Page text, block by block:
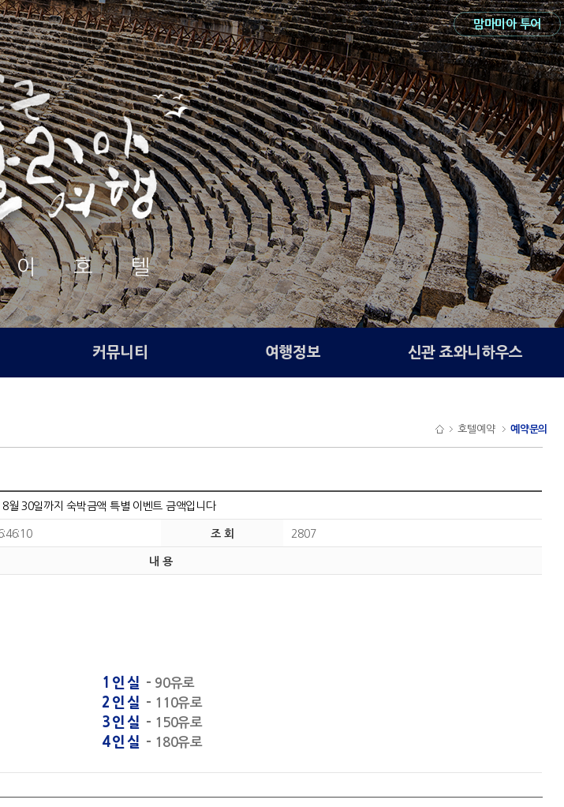
맘마미아 투어
이 호 텔
커뮤니티 여행정보 신관 죠와니하우스
호텔예약 예약문의
월 30일까지 숙박금액 특별 이벤트 금액입니다
조 회 2807
내 용
1인실 - 90유로
2인실 - 110유로
3인실 - 150유로
4인실 - 180유로